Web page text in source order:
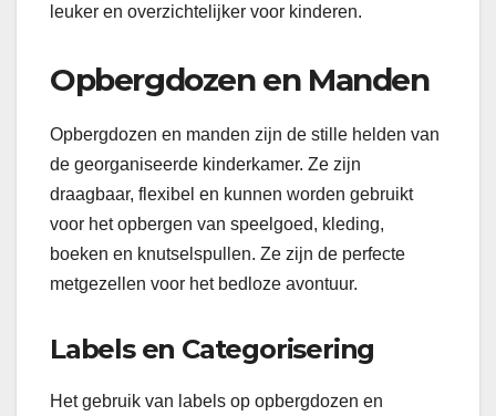
leuker en overzichtelijker voor kinderen.
Opbergdozen en Manden
Opbergdozen en manden zijn de stille helden van
de georganiseerde kinderkamer. Ze zijn
draagbaar, flexibel en kunnen worden gebruikt
voor het opbergen van speelgoed, kleding,
boeken en knutselspullen. Ze zijn de perfecte
metgezellen voor het bedloze avontuur.
Labels en Categorisering
Het gebruik van labels op opbergdozen en